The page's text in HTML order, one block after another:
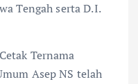
Tengah serta D.I.
Ternama
Asep NS telah